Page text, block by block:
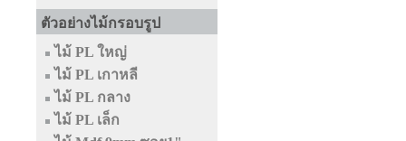
ตัวอย่างไม้กรอบรูป
ไม้ PL ใหญ่
ไม้ PL เกาหลี
ไม้ PL กลาง
ไม้ PL เล็ก